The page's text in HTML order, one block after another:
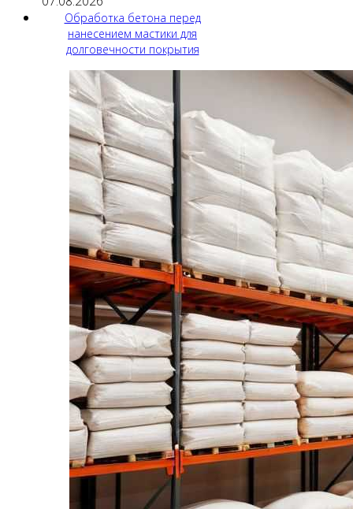
Обработка бетона перед
нанесением мастики для
долговечности покрытия